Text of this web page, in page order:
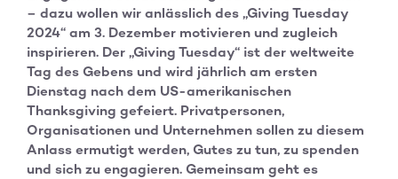
– dazu wollen wir anlässlich des „Giving Tuesday
2024“ am 3. Dezember motivieren und zugleich
inspirieren. Der „Giving Tuesday“ ist der weltweite
Tag des Gebens und wird jährlich am ersten
Dienstag nach dem US-amerikanischen
Thanksgiving gefeiert. Privatpersonen,
Organisationen und Unternehmen sollen zu diesem
Anlass ermutigt werden, Gutes zu tun, zu spenden
und sich zu engagieren. Gemeinsam geht es